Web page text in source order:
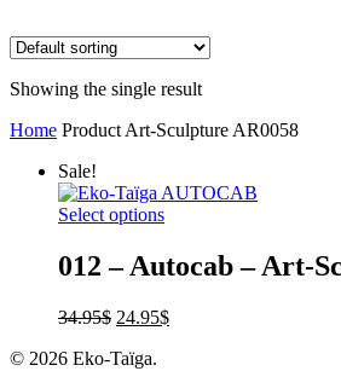
Showing the single result
Home Product Art-Sculpture AR0058
Sale!
Select options
012 – Autocab – Art-
34.95$ 24.95$
© 2026 Eko-Taïga.